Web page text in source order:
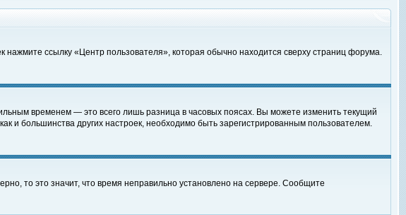
ссылку «Центр пользователя», которая обычно находится сверху страниц форума.
временем — это всего лишь разница в часовых поясах. Вы можете изменить текущий
и большинства других настроек, необходимо быть зарегистрированным пользователем.
то это значит, что время неправильно установлено на сервере. Сообщите